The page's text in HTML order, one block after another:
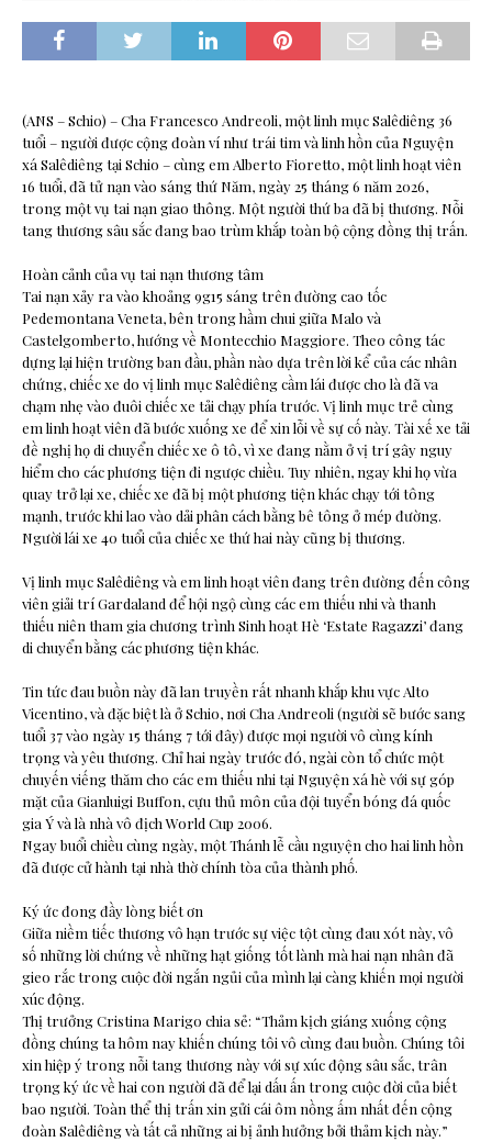
(ANS – Schio) – Cha Francesco Andreoli, một linh mục Salêdiêng 36
tuổi – người được cộng đoàn ví như trái tim và linh hồn của Nguyện
xá Salêdiêng tại Schio – cùng em Alberto Fioretto, một linh hoạt viên
16 tuổi, đã tử nạn vào sáng thứ Năm, ngày 25 tháng 6 năm 2026,
trong một vụ tai nạn giao thông. Một người thứ ba đã bị thương. Nỗi
tang thương sâu sắc đang bao trùm khắp toàn bộ cộng đồng thị trấn.
Hoàn cảnh của vụ tai nạn thương tâm
Tai nạn xảy ra vào khoảng 9g15 sáng trên đường cao tốc
Pedemontana Veneta, bên trong hầm chui giữa Malo và
Castelgomberto, hướng về Montecchio Maggiore. Theo công tác
dựng lại hiện trường ban đầu, phần nào dựa trên lời kể của các nhân
chứng, chiếc xe do vị linh mục Salêdiêng cầm lái được cho là đã va
chạm nhẹ vào đuôi chiếc xe tải chạy phía trước. Vị linh mục trẻ cùng
em linh hoạt viên đã bước xuống xe để xin lỗi về sự cố này. Tài xế xe tải
đề nghị họ di chuyển chiếc xe ô tô, vì xe đang nằm ở vị trí gây nguy
hiểm cho các phương tiện đi ngược chiều. Tuy nhiên, ngay khi họ vừa
quay trở lại xe, chiếc xe đã bị một phương tiện khác chạy tới tông
mạnh, trước khi lao vào dải phân cách bằng bê tông ở mép đường.
Người lái xe 40 tuổi của chiếc xe thứ hai này cũng bị thương.
Vị linh mục Salêdiêng và em linh hoạt viên đang trên đường đến công
viên giải trí Gardaland để hội ngộ cùng các em thiếu nhi và thanh
thiếu niên tham gia chương trình Sinh hoạt Hè ‘Estate Ragazzi’ đang
di chuyển bằng các phương tiện khác.
Tin tức đau buồn này đã lan truyền rất nhanh khắp khu vực Alto
Vicentino, và đặc biệt là ở Schio, nơi Cha Andreoli (người sẽ bước sang
tuổi 37 vào ngày 15 tháng 7 tới đây) được mọi người vô cùng kính
trọng và yêu thương. Chỉ hai ngày trước đó, ngài còn tổ chức một
chuyến viếng thăm cho các em thiếu nhi tại Nguyện xá hè với sự góp
mặt của Gianluigi Buffon, cựu thủ môn của đội tuyển bóng đá quốc
gia Ý và là nhà vô địch World Cup 2006.
Ngay buổi chiều cùng ngày, một Thánh lễ cầu nguyện cho hai linh hồn
đã được cử hành tại nhà thờ chính tòa của thành phố.
Ký ức đong đầy lòng biết ơn
Giữa niềm tiếc thương vô hạn trước sự việc tột cùng đau xót này, vô
số những lời chứng về những hạt giống tốt lành mà hai nạn nhân đã
gieo rắc trong cuộc đời ngắn ngủi của mình lại càng khiến mọi người
xúc động.
Thị trưởng Cristina Marigo chia sẻ: “Thảm kịch giáng xuống cộng
đồng chúng ta hôm nay khiến chúng tôi vô cùng đau buồn. Chúng tôi
xin hiệp ý trong nỗi tang thương này với sự xúc động sâu sắc, trân
trọng ký ức về hai con người đã để lại dấu ấn trong cuộc đời của biết
bao người. Toàn thể thị trấn xin gửi cái ôm nồng ấm nhất đến cộng
đoàn Salêdiêng và tất cả những ai bị ảnh hưởng bởi thảm kịch này.”